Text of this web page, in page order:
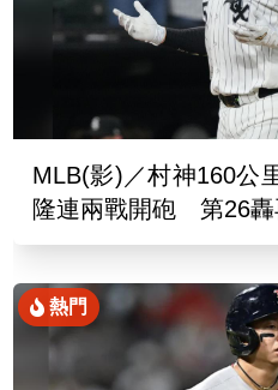
MLB(影)／村神160公
隆連兩戰開砲 第26轟
熱門